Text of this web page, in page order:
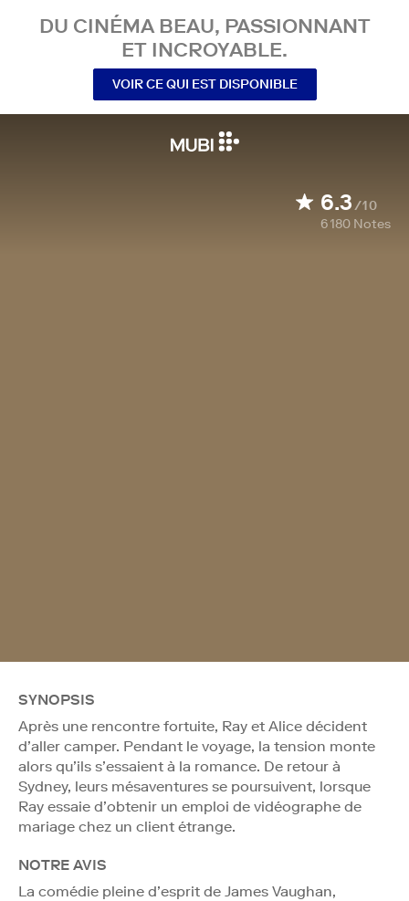
DU CINÉMA BEAU, PASSIONNANT
ET INCROYABLE.
VOIR CE QUI EST DISPONIBLE
6.3/10
6 180 Notes
SYNOPSIS
Après une rencontre fortuite, Ray et Alice décident
d’aller camper. Pendant le voyage, la tension monte
alors qu’ils s’essaient à la romance. De retour à
Sydney, leurs mésaventures se poursuivent, lorsque
Ray essaie d’obtenir un emploi de vidéographe de
mariage chez un client étrange.
NOTRE AVIS
La comédie pleine d’esprit de James Vaughan,